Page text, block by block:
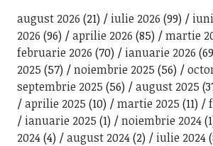
august 2026 (21) iulie 2026 (99)
2026 (96) aprilie 2026 (85) martie
februarie 2026 (70) ianuarie 2026
2025 (57) noiembrie 2025 (56)
septembrie 2025 (56) august 2025
aprilie 2025 (10) martie 2025 (11)
ianuarie 2025 (1) noiembrie 2024
2024(4) august 2024(2) iulie 2024